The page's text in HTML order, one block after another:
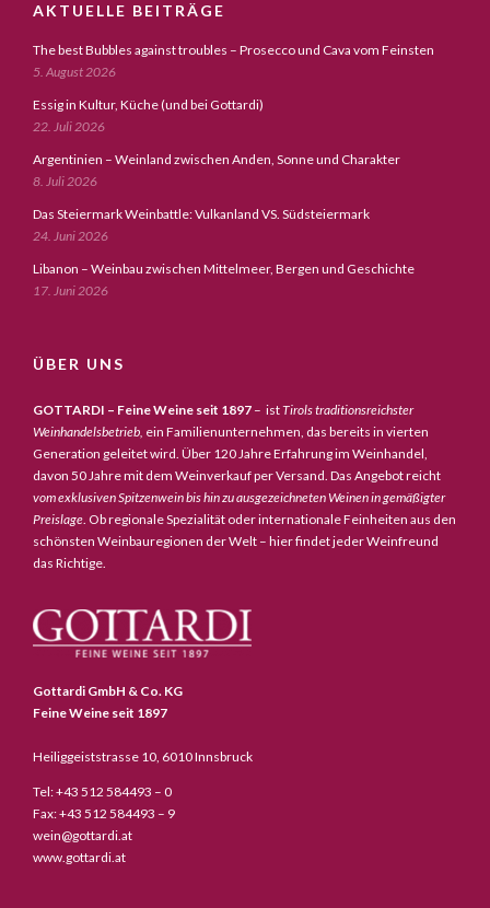
AKTUELLE BEITRÄGE
The best Bubbles against troubles – Prosecco und Cava vom Feinsten
5. August 2026
Essig in Kultur, Küche (und bei Gottardi)
22. Juli 2026
Argentinien – Weinland zwischen Anden, Sonne und Charakter
8. Juli 2026
Das Steiermark Weinbattle: Vulkanland VS. Südsteiermark
24. Juni 2026
Libanon – Weinbau zwischen Mittelmeer, Bergen und Geschichte
17. Juni 2026
ÜBER UNS
GOTTARDI – Feine Weine seit 1897 – istTirols traditionsreichster
Weinhandelsbetrieb, ein Familienunternehmen, das bereits in vierten
Generation geleitet wird. Über 120 Jahre Erfahrung im Weinhandel,
davon 50 Jahre mit dem Weinverkauf per Versand. Das Angebot reicht
vom exklusiven Spitzenwein bis hin zu ausgezeichneten Weinen in gemäßigter
Preislage. Ob regionale Spezialität oder internationale Feinheiten aus den
schönsten Weinbauregionen der Welt – hier findet jeder Weinfreund
das Richtige.
Gottardi GmbH & Co. KG
Feine Weine seit 1897
Heiliggeiststrasse 10, 6010 Innsbruck
Tel: +43 512 584493 – 0
Fax: +43 512 584493 – 9
wein@gottardi.at
www.gottardi.at